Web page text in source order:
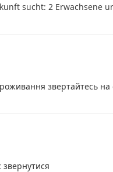
sucht: 2 Erwachsene
звертайтесь на